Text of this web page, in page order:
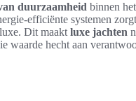
duurzaamheid binnen het
efficiënte systemen
Dit maakt luxe jachten
waarde hecht aan